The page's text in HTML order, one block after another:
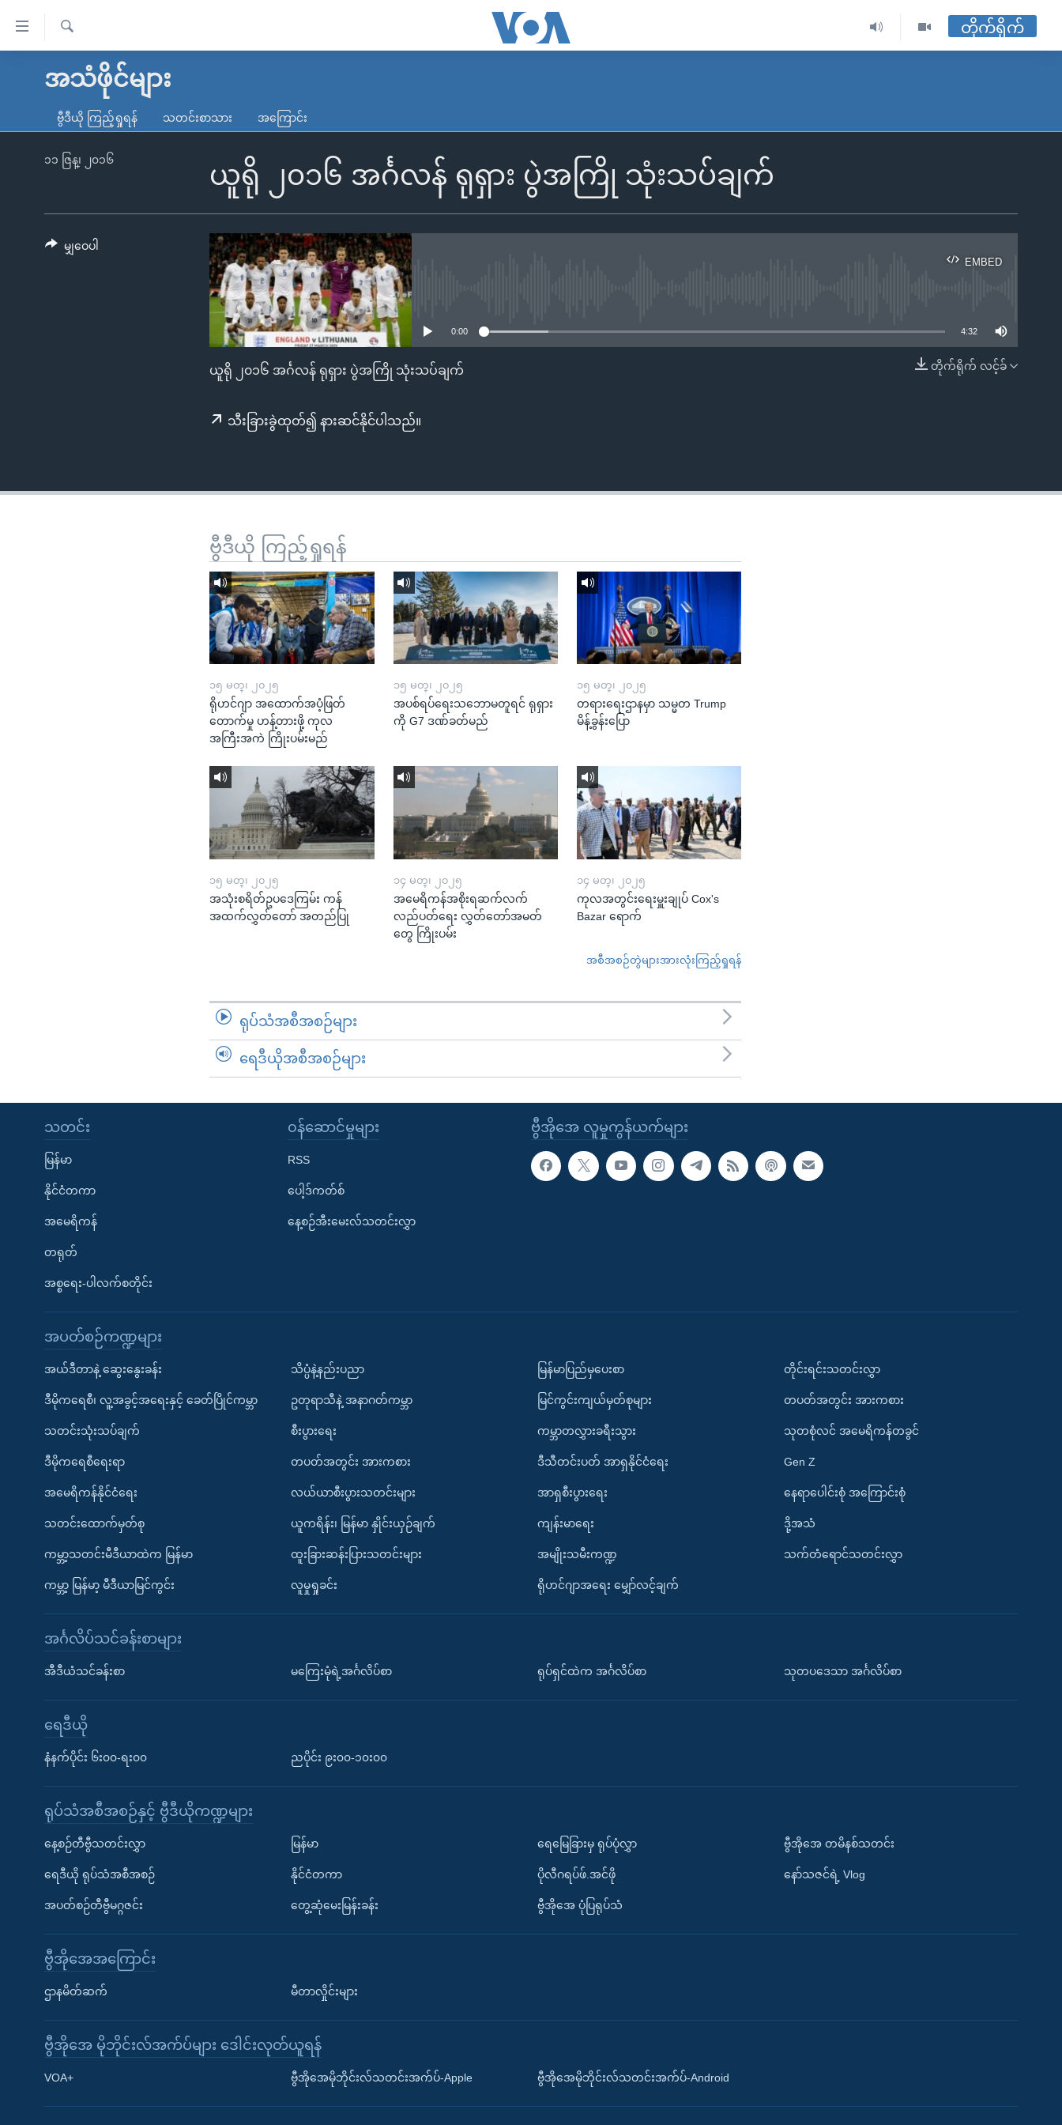
လွယ်ကူ
သည့်
မူလစာမျက်နှာ
ကမ္ဘာ့သတင်းများ
နိုင်ငံတကာ
တရုတ်
အစ္စရေး-ပါလက်စတိုင်း
ရပ်ဝန်းတခု လမ်းတခု အလွန်
အင်္ဂလိပ်စာလေ့လာမယ်
Learning English
ရ
တိုက်ရိုက်
အသံဖိုင်များ
ဗွီဒီယို ကြည့်ရှုရန် သတင်းစာသား အကြောင်း
ယူရို ၂၀၁၆ အင်္ဂလန် ရုရှား ပွဲအကြို သုံးသပ်ချက်
၁၁ ဇြန္၊ ၂၀၁၆
EMBED
EMBED
0:00 4:32
တိုက်ရိုက် လင့်ခ်
ယူရို ၂၀၁၆ အင်္ဂလန် ရုရှား ပွဲအကြို သုံးသပ်ချက်
သီးခြားခွဲထုတ်၍ နားဆင်နိုင်ပါသည်။
မျှဝေပါ
ဗွီဒီယို ကြည့်ရှုရန်
၁၅ မတ္၊ ၂၀၂၅
ရိုဟင်ဂျာ အထောက်အပံ့ဖြတ်
တောက်မှု ဟန့်တားဖို့ ကုလ
အကြီးအကဲ ကြိုးပမ်းမည်
၁၅ မတ္၊ ၂၀၂၅
အပစ်ရပ်ရေးသဘောမတူရင် ရုရှား
ကို G7 ဒဏ်ခတ်မည်
၁၅ မတ္၊ ၂၀၂၅
တရားရေးဌာနမှာ သမ္မတ Trump
မိန့်ခွန်းပြော
၁၅ မတ္၊ ၂၀၂၅
အသုံးစရိတ်ဥပဒေကြမ်း ကန်
အထက်လွှတ်တော် အတည်ပြု
၁၄ မတ္၊ ၂၀၂၅
အမေရိကန်အစိုးရဆက်လက်
လည်ပတ်ရေး လွှတ်တော်အမတ်
တွေ ကြိုးပမ်း
၁၄ မတ္၊ ၂၀၂၅
ကုလအတွင်းရေးမှူးချုပ် Cox's
Bazar ရောက်
အစီအစဉ်တွဲများအားလုံးကြည့်ရှုရန်
ရုပ်သံအစီအစဉ်များ
ရေဒီယိုအစီအစဉ်များ
ဗွီအိုအေ လူမှုကွန်ယက်များ
သတင်း
မြန်မာ
နိုင်ငံတကာ
အမေရိကန်
တရုတ်
အစ္စရေး-ပါလက်စတိုင်း
၀န်ဆောင်မှုများ
RSS
ပေါ့ဒ်ကတ်စ်
နေ့စဉ်အီးမေးလ်သတင်းလွှာ
အပတ်စဉ်ကဏ္ဍများ
အယ်ဒီတာနဲ့ ဆွေးနွေးခန်း
ဒီမိုကရေစီ၊ လူ့အခွင့်အရေးနှင့် ခေတ်ပြိုင်ကမ္ဘာ
သတင်းသုံးသပ်ချက်
ဒီမိုကရေစီရေးရာ
အမေရိကန်နိုင်ငံရေး
သတင်းထောက်မှတ်စု
ကမ္ဘာ့သတင်းမီဒီယာထဲက မြန်မာ
ကမ္ဘာ့ မြန်မာ့ မီဒီယာမြင်ကွင်း
သိပ္ပံနဲ့နည်းပညာ
ဥတုရာသီနဲ့ အနာဂတ်ကမ္ဘာ
စီးပွားရေး
တပတ်အတွင်း အားကစား
လယ်ယာစီးပွားသတင်းများ
ယူကရိန်း၊ မြန်မာ နှိုင်းယှဉ်ချက်
ထူးခြားဆန်းပြားသတင်းများ
လူမှုရှုခင်း
မြန်မာပြည်မှပေးစာ
မြင်ကွင်းကျယ်မှတ်စုများ
ကမ္ဘာတလွှားခရီးသွား
ဒီသီတင်းပတ် အာရှနိုင်ငံရေး
အာရှစီးပွားရေး
ကျန်းမာရေး
အမျိုးသမီးကဏ္ဍ
ရိုဟင်ဂျာအရေး မျှော်လင့်ချက်
တိုင်းရင်းသတင်းလွှာ
တပတ်အတွင်း အားကစား
သုတစုံလင် အမေရိကန်တခွင်
Gen Z
နေရာပေါင်းစုံ အကြောင်းစုံ
ဒို့အသံ
သက်တံရောင်သတင်းလွှာ
အင်္ဂလိပ်သင်ခန်းစာများ
အီဒီယံသင်ခန်းစာ မကြေးမုံရဲ့အင်္ဂလိပ်စာ ရုပ်ရှင်ထဲက အင်္ဂလိပ်စာ သုတပဒေသာ အင်္ဂလိပ်စာ
ရေဒီယို
နံနက်ပိုင်း ၆း၀၀-ရး၀၀ ညပိုင်း ၉း၀၀-၁၀း၀၀
ရုပ်သံအစီအစဉ်နှင့် ဗွီဒီယိုကဏ္ဍများ
နေ့စဉ်တီဗွီသတင်းလွှာ
ရေဒီယို ရုပ်သံအစီအစဉ်
အပတ်စဉ်တီဗွီမဂ္ဂဇင်း
မြန်မာ
နိုင်ငံတကာ
တွေ့ဆုံမေးမြန်းခန်း
ရေမြေခြားမှ ရုပ်ပုံလွှာ
ပိုလီဂရပ်ဖ်.အင်ဖို
ဗွီအိုအေ ပုံပြရုပ်သံ
ဗွီအိုအေ တမိနစ်သတင်း
နော်သဇင်ရဲ့ Vlog
ဗွီအိုအေအကြောင်း
ဌာနမိတ်ဆက် မီတာလှိုင်းများ
ဗွီအိုအေ မိုဘိုင်းလ်အက်ပ်များ ဒေါင်းလုတ်ယူရန်
VOA+ ဗွီအိုအေမိုဘိုင်းလ်သတင်းအက်ပ်-Apple ဗွီအိုအေမိုဘိုင်းလ်သတင်းအက်ပ်-Android